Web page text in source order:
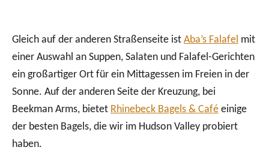
Gleich auf der anderen Straßenseite ist Aba’s Falafel mit
einer Auswahl an Suppen, Salaten und Falafel-Gerichten
ein großartiger Ort für ein Mittagessen im Freien in der
Sonne. Auf der anderen Seite der Kreuzung, bei
Beekman Arms, bietet Rhinebeck Bagels & Café einige
der besten Bagels, die wir im Hudson Valley probiert
haben.